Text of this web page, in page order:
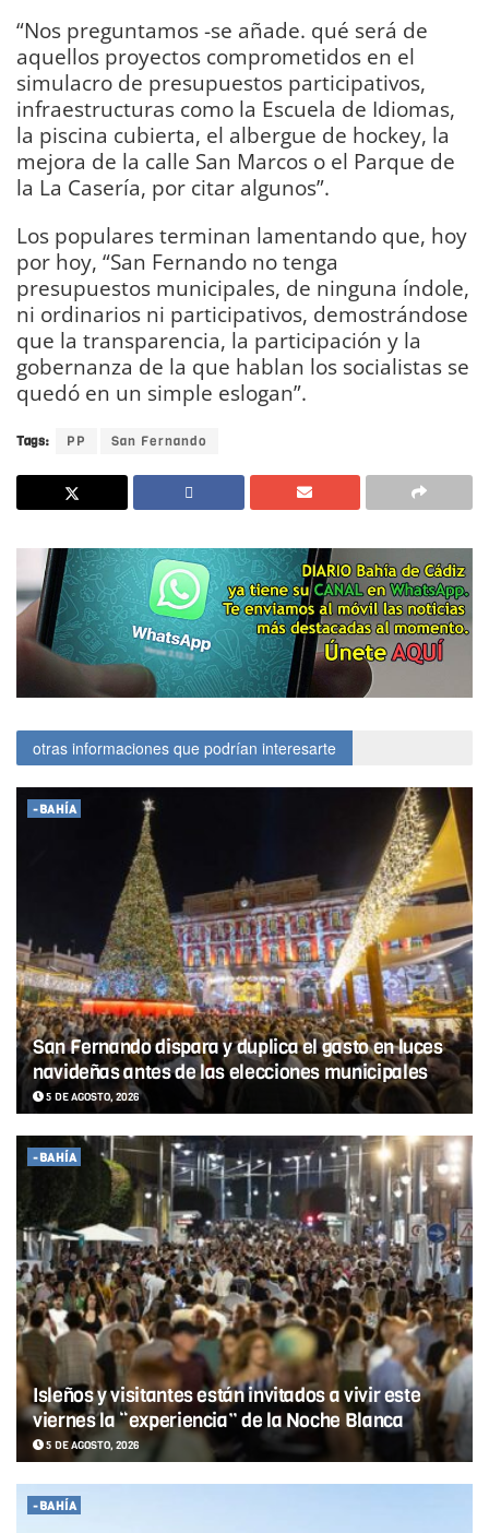
“Nos preguntamos -se añade. qué será de
aquellos proyectos comprometidos en el
simulacro de presupuestos participativos,
infraestructuras como la Escuela de Idiomas,
la piscina cubierta, el albergue de hockey, la
mejora de la calle San Marcos o el Parque de
la La Casería, por citar algunos”.
Los populares terminan lamentando que, hoy
por hoy, “San Fernando no tenga
presupuestos municipales, de ninguna índole,
ni ordinarios ni participativos, demostrándose
que la transparencia, la participación y la
gobernanza de la que hablan los socialistas se
quedó en un simple eslogan”.
Tags: PP San Fernando
otras informaciones que podrían interesarte
-BAHÍA
San Fernando dispara y duplica el gasto en luces
navideñas antes de las elecciones municipales
5 DE AGOSTO, 2026
-BAHÍA
Isleños y visitantes están invitados a vivir este
viernes la “experiencia” de la Noche Blanca
5 DE AGOSTO, 2026
-BAHÍA